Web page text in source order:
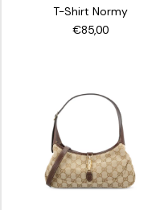
T-Shirt Normy
€85,00